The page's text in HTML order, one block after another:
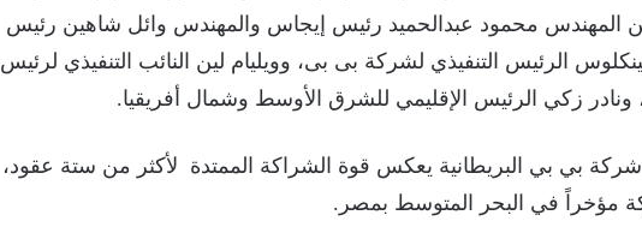
عن المهندس محمود عبدالحميد رئيس إيجاس والمهندس وائل شاهين رئيس
الرئيس التنفيذي لشركة بى بى، وويليام لين النائب التنفيذي لرئيس
زكي الرئيس الإقليمي للشرق الأوسط وشمال أفريقيا.
شركة بي بي البريطانية يعكس قوة الشراكة الممتدة لأكثر من ستة عقود،
مؤخراً في البحر المتوسط بمصر.